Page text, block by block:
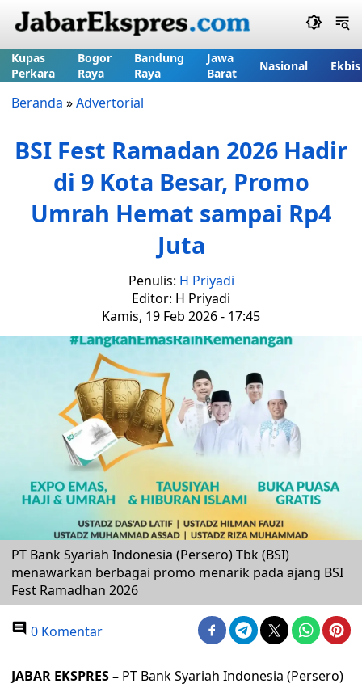
Kupas
Perkara
Bogor
Raya
Bandung
Raya
Jawa
Barat
Nasional Ekbis
Beranda »Advertorial
BSI Fest Ramadan 2026 Hadir
di 9 Kota Besar, Promo
Umrah Hemat sampai Rp4
Juta
Penulis: H Priyadi
Editor: H Priyadi
Kamis, 19 Feb 2026 - 17:45
PT Bank Syariah Indonesia (Persero) Tbk (BSI)
menawarkan berbagai promo menarik pada ajang BSI
Fest Ramadhan 2026
0 Komentar
JABAR EKSPRES – PT Bank Syariah Indonesia (Persero)